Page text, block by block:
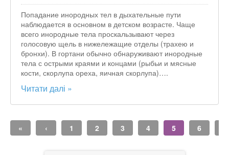
Попадание инородных тел в дыхательные пути
наблюдается в основном в детском возрасте. Чаще
всего инородные тела проскальзывают через
голосовую щель в нижележащие отделы (трахею и
бронхи). В гортани обычно обнаруживают инородные
тела с острыми краями и концами (рыбьи и мясные
кости, скорлупа ореха, яичная скорлупа)….
Читати далі »
« ‹ 1 2 3 4 5 6